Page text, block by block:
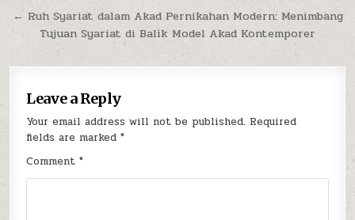
← Ruh Syariat dalam Akad Pernikahan Modern: Menimbang
Tujuan Syariat di Balik Model Akad Kontemporer
Leave a Reply
Your email address will not be published. Required
fields are marked*
Comment*